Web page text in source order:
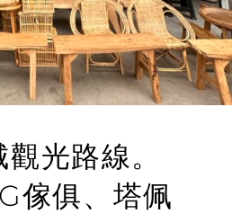
光路線。
傢俱、塔佩